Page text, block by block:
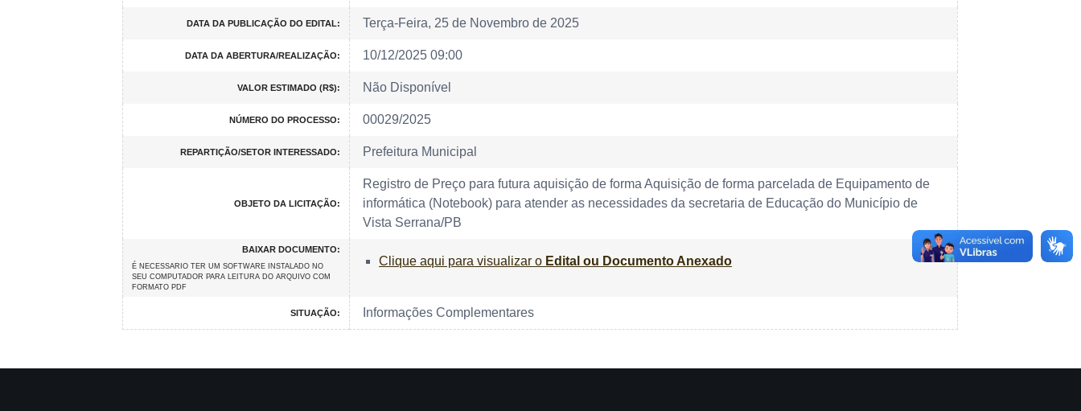
DATA DA PUBLICAÇÃO DO EDITAL: Terça-Feira, 25 de Novembro de 2025
DATA DA ABERTURA/REALIZAÇÃO: 10/12/2025 09:00
VALOR ESTIMADO (R$): Não Disponível
NÚMERO DO PROCESSO: 00029/2025
REPARTIÇÃO/SETOR INTERESSADO: Prefeitura Municipal
OBJETO DA LICITAÇÃO:
Registro de Preço para futura aquisição de forma Aquisição de forma parcelada de Equipamento de
informática (Notebook) para atender as necessidades da secretaria de Educação do Município de
Vista Serrana/PB
BAIXAR DOCUMENTO:
É NECESSARIO TER UM SOFTWARE INSTALADO NO
SEU COMPUTADOR PARA LEITURA DO ARQUIVO COM
FORMATO PDF
Clique aqui para visualizar o Edital ou Documento Anexado
SITUAÇÃO: Informações Complementares